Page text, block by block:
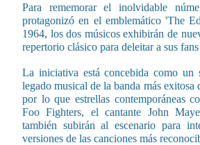
Para rememorar el inolvidable
protagonizó en el emblemático 'The
1964, los dos músicos exhibirán de
repertorio clásico para deleitar a sus
La iniciativa está concebida como un
legado musical de la banda más exitosa
por lo que estrellas contemporáneas
Foo Fighters, el cantante John
también subirán al escenario para
versiones de las canciones más